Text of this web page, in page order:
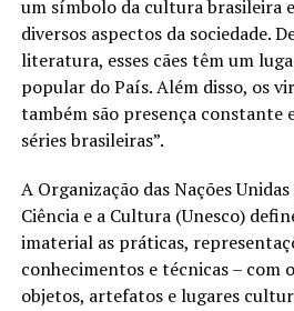
um símbolo da cultura brasileira
diversos aspectos da sociedade.
literatura, esses cães têm um
popular do País. Além disso, os
também são presença constante
séries brasileiras”.
A Organização das Nações
Ciência e a Cultura (Unesco)
imaterial as práticas,
conhecimentos e técnicas – com
objetos, artefatos e lugares